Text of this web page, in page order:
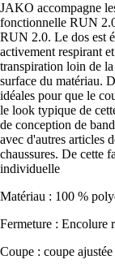
JAKO accompagne
fonctionnelle RUN
RUN 2.0. Le dos est
activement respirant
transpiration loin de
surface du matériau.
idéales pour que le
le look typique de
de conception de
avec d'autres articles
chaussures. De cette
individuelle
Matériau : 100 %
Fermeture : Encolure
Coupe : coupe ajustée